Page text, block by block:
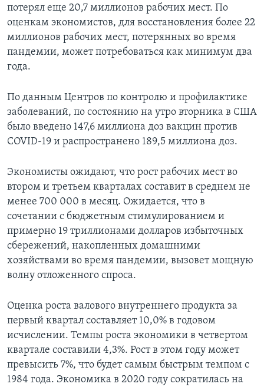
потерял еще 20,7 миллионов рабочих мест. По
оценкам экономистов, для восстановления более 22
миллионов рабочих мест, потерянных во время
пандемии, может потребоваться как минимум два
года.
По данным Центров по контролю и профилактике
заболеваний, по состоянию на утро вторника в США
было введено 147,6 миллиона доз вакцин против
COVID-19 и распространено 189,5 миллиона доз.
Экономисты ожидают, что рост рабочих мест во
втором и третьем кварталах составит в среднем не
менее 700 000 в месяц. Ожидается, что в
сочетании с бюджетным стимулированием и
примерно 19 триллионами долларов избыточных
сбережений, накопленных домашними
хозяйствами во время пандемии, вызовет мощную
волну отложенного спроса.
Оценка роста валового внутреннего продукта за
первый квартал составляет 10,0% в годовом
исчислении. Темпы роста экономики в четвертом
квартале составили 4,3%. Рост в этом году может
превысить 7%, что будет самым быстрым темпом с
1984 года. Экономика в 2020 году сократилась на